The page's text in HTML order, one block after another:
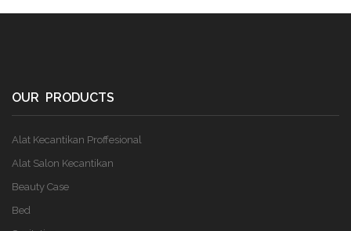
OUR PRODUCTS
Alat Kecantikan Proffesional
Alat Salon Kecantikan
Beauty Case
Bed